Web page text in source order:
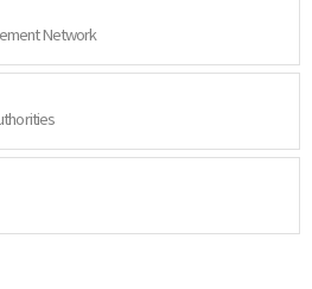
Network